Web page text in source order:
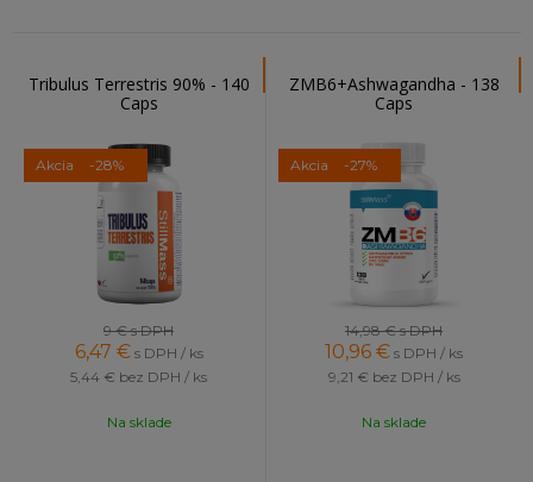
Tribulus Terrestris 90% - 140
Caps
Akcia -28%
9 €s DPH
6,47 € s DPH / ks
5,44 € bez DPH / ks
Na sklade
ZMB6+Ashwagandha - 138
Caps
Akcia -27%
14,98 €s DPH
10,96 € s DPH / ks
9,21 € bez DPH / ks
Na sklade